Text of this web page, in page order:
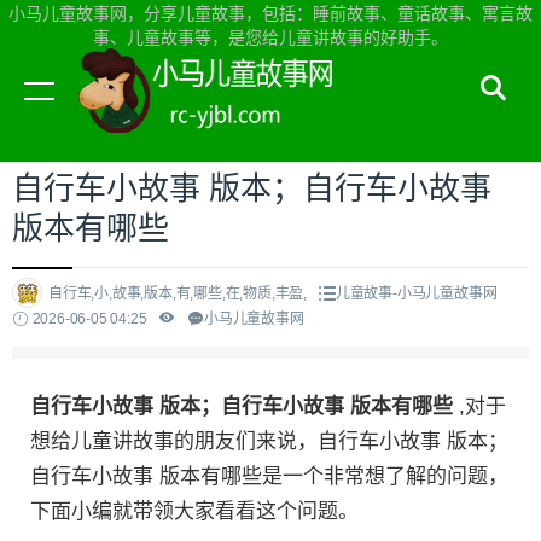
小马儿童故事网，分享儿童故事，包括：睡前故事、童话故事、寓言故
事、儿童故事等，是您给儿童讲故事的好助手。
当前位置：小马儿童故事网首页>儿童故事
自行车小故事 版本；自行车小故事
版本有哪些
自行车,小,故事,版本,有,哪些,在,物质,丰盈,
儿童故事-小马儿童故事网
2026-06-05 04:25
小马儿童故事网
自行车小故事 版本；自行车小故事 版本有哪些 ,对于
想给儿童讲故事的朋友们来说，自行车小故事 版本；
自行车小故事 版本有哪些是一个非常想了解的问题，
下面小编就带领大家看看这个问题。